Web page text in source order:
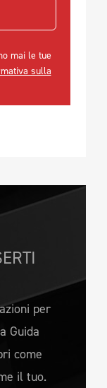
mai le tue
sulla
per
Guida
come
il tuo.